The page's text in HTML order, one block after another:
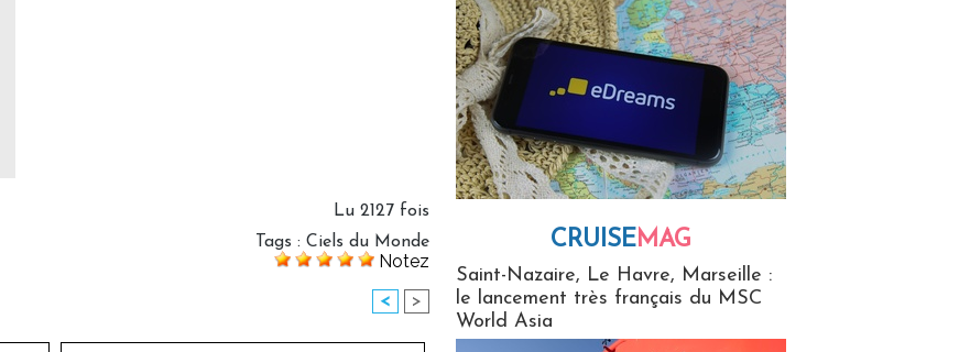
Lu 2127 fois
Tags : Ciels du Monde
Notez
< >
CRUISEMAG
Saint-Nazaire, Le Havre, Marseille :
le lancement très français du MSC
World Asia